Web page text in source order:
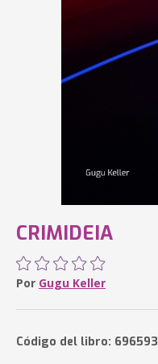
CRIMIDEIA
Por Gugu Keller
Código del libro: 696593